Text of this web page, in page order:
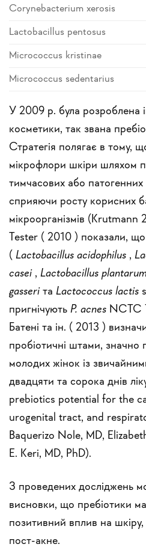
Corynebacterium xerosis
Lactobacillus pentosus
Micrococcus kristinae
Micrococcus sedentarius
У 2009 р. була розроблена
косметики, так звана
Стратегія полягає в тому,
мікрофлори шкіри шляхом
тимчасових або
сприяючи росту корисних
мікроорганізмів (Krutmann
Tester ( 2010 ) показали,
( Lactobacillus acidophilus ,
casei , Lactobacillus
gasseri та Lactococcus lactis
пригнічують P. acnes NCTC
Батені та ін. ( 2013 )
пробіотичні штами,
молодих жінок із
двадцяти та сорока днів
prebiotics potential for the
urogenital tract, and
Baquerizo Nole, MD,
E. Keri, MD, PhD).
З проведених досліджень
висновки, що пребіотики
позитивний вплив на
пост-акне.